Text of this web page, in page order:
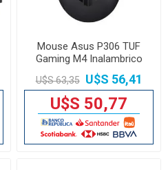
Mouse Asus P306 TUF
Gaming M4 Inalambrico
U$S 63,35 U$S 56,41
U$S 50,77